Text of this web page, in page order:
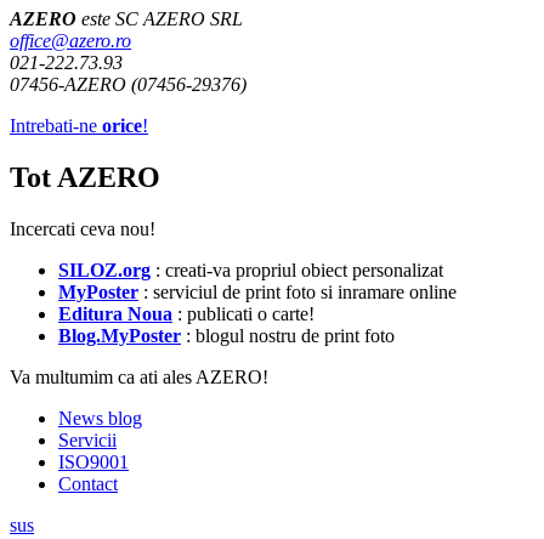
AZERO este SC AZERO SRL
office@azero.ro
021-222.73.93
07456-AZERO (07456-29376)
Intrebati-ne orice!
Tot AZERO
Incercati ceva nou!
SILOZ.org : creati-va propriul obiect personalizat
MyPoster : serviciul de print foto si inramare online
Editura Noua : publicati o carte!
Blog.MyPoster : blogul nostru de print foto
Va multumim ca ati ales AZERO!
News blog
Servicii
ISO9001
Contact
sus